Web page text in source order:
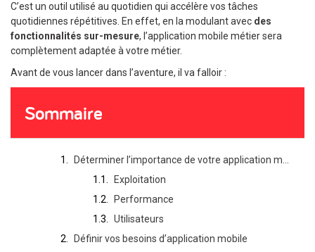
C’est un outil utilisé au quotidien qui accélère vos tâches
quotidiennes répétitives. En effet, en la modulant avec des
fonctionnalités sur-mesure, l’application mobile métier sera
complètement adaptée à votre métier.
Avant de vous lancer dans l’aventure, il va falloir :
Sommaire
Exploitation
Performance
Utilisateurs
Définir vos besoins d’application mobile